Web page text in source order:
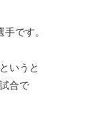
です。
いうと
合で